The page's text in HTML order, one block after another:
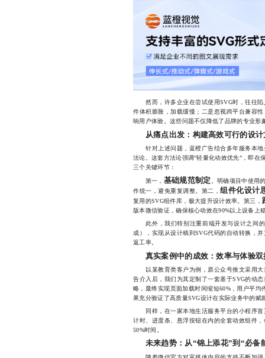
然而，许多企业在尝试使用SVG时，往往陷
件体积膨胀，加载缓慢；二是忽视跨平台兼容
响用户体验。这些问题不仅降低了品牌的专业形
从痛点出发：构建高效可行的设
针对上述问题，蓝橙广告结合多年服务本地
法论。这套方法论强调“轻量化动效优先”，即
三个关键环节：
第一， 基础规范制定
。明确项目中使用
作统一，避免重复调整。第二，组件化设计
复用的SVG组件库，极大提升设计效率。第三，
版本微信验证，确保核心动效在90%以上设备上
此外，我们特别注重前端开发与设计之间的
成），实现从设计稿到SVG代码的自动转换，
返工率。
真实案例中的成效：效率与体验双
以某教育类客户为例，原公众号推文采用大
告介入后，我们为其定制了一套基于SVG的动
略，最终实现页面加载时间缩短60%，用户平
果充分验证了高质量SVG设计在实际业务中的赋
同样，在一家本地生活服务平台的小程序首
计时、进度条、悬浮按钮在内的全套动效组件
50%时间。
未来趋势：从“锦上添花”到“必备